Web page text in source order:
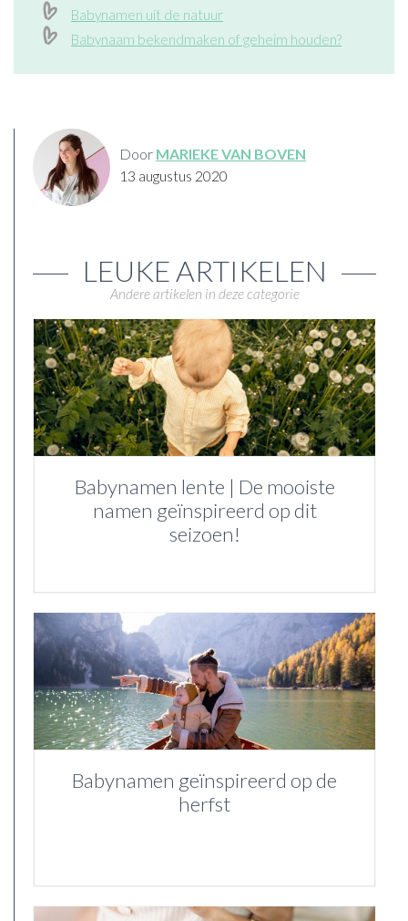
Babynamen uit de natuur
Babynaam bekendmaken of geheim houden?
Door MARIEKE VAN BOVEN
13 augustus 2020
LEUKE ARTIKELEN
Andere artikelen in deze categorie
Babynamen lente | De mooiste
namen geïnspireerd op dit
seizoen!
Babynamen geïnspireerd op de
herfst